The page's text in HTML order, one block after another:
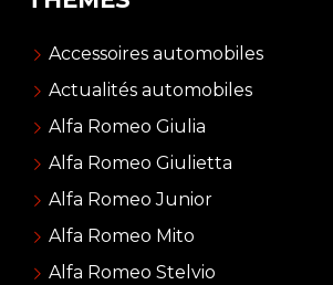
Accessoires automobiles
Actualités automobiles
Alfa Romeo Giulia
Alfa Romeo Giulietta
Alfa Romeo Junior
Alfa Romeo Mito
Alfa Romeo Stelvio